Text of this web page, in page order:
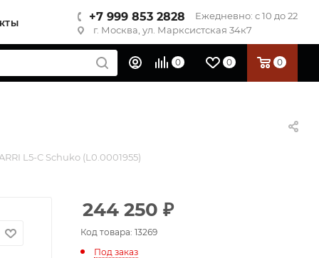
+7 999 853 2828
Ежедневно: с 10 до 22
г. Москва, ул. Марксистская 34к7
0 0 0
L5-C Schuko (L0.0001955)
244 250 ₽
Код товара: 13269
Под заказ